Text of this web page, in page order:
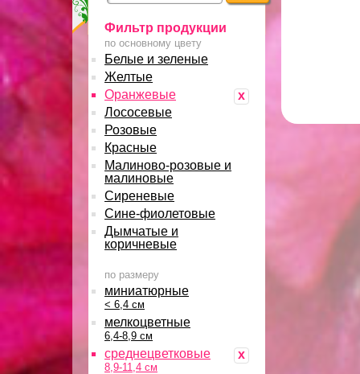
Фильтр продукции
по основному цвету
Белые и зеленые
Желтые
x
Оранжевые
Лососевые
Розовые
Красные
Малиново-розовые и
малиновые
Сиреневые
Сине-фиолетовые
Дымчатые и
коричневые
по размеру
миниатюрные
< 6,4 см
мелкоцветные
6,4-8,9 см
x
среднецветковые
8,9-11,4 см